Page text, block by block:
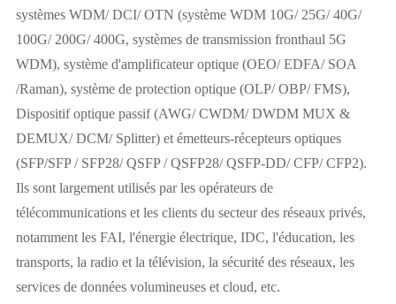
systèmes WDM/ DCI/ OTN (système WDM 10G/ 25G/ 40G/
100G/ 200G/ 400G, systèmes de transmission fronthaul 5G
WDM), système d'amplificateur optique (OEO/ EDFA/ SOA
/Raman), système de protection optique (OLP/ OBP/ FMS),
Dispositif optique passif (AWG/ CWDM/ DWDM MUX &
DEMUX/ DCM/ Splitter) et émetteurs-récepteurs optiques
(SFP/SFP / SFP28/ QSFP / QSFP28/ QSFP-DD/ CFP/ CFP2).
Ils sont largement utilisés par les opérateurs de
télécommunications et les clients du secteur des réseaux privés,
notamment les FAI, l'énergie électrique, IDC, l'éducation, les
transports, la radio et la télévision, la sécurité des réseaux, les
services de données volumineuses et cloud, etc.